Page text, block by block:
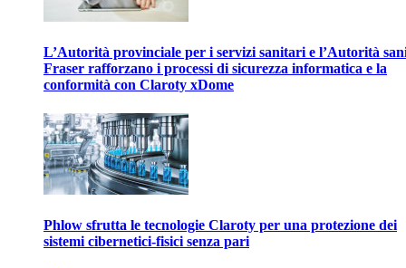
L’Autorità provinciale per i servizi sanitari e l’Autorità
Fraser rafforzano i processi di sicurezza informatica e la
conformità con Claroty xDome
Phlow sfrutta le tecnologie Claroty per una protezione dei
sistemi cibernetici-fisici senza pari